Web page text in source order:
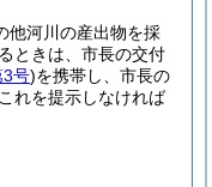
他河川の産出物を採
ときは、市長の交付
3号)を携帯し、市長の
れを提示しなければ